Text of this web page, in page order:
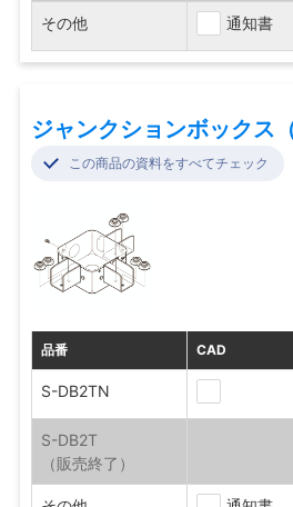
その他 通知書
ジャンクションボックス
この商品の資料をすべてチェック
品番 CAD
S-DB2TN
S-DB2T